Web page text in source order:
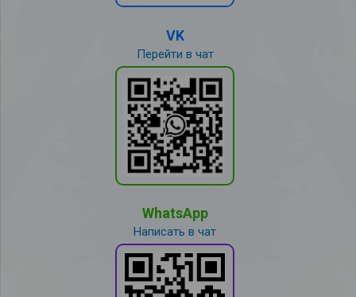
VK
Перейти в чат
WhatsApp
Написать в чат